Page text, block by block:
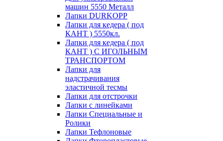
машин 5550 Металл
Лапки DURKOPP
Лапки для кедера ( под
КАНТ ) 5550кл.
Лапки для кедера ( под
КАНТ ) С ИГОЛЬНЫМ
ТРАНСПОРТОМ
Лапки для
надстрачивания
эластичной тесмы
Лапки для отстрочки
Лапки с линейками
Лапки Специальные и
Ролики
Лапки Тефлоновые